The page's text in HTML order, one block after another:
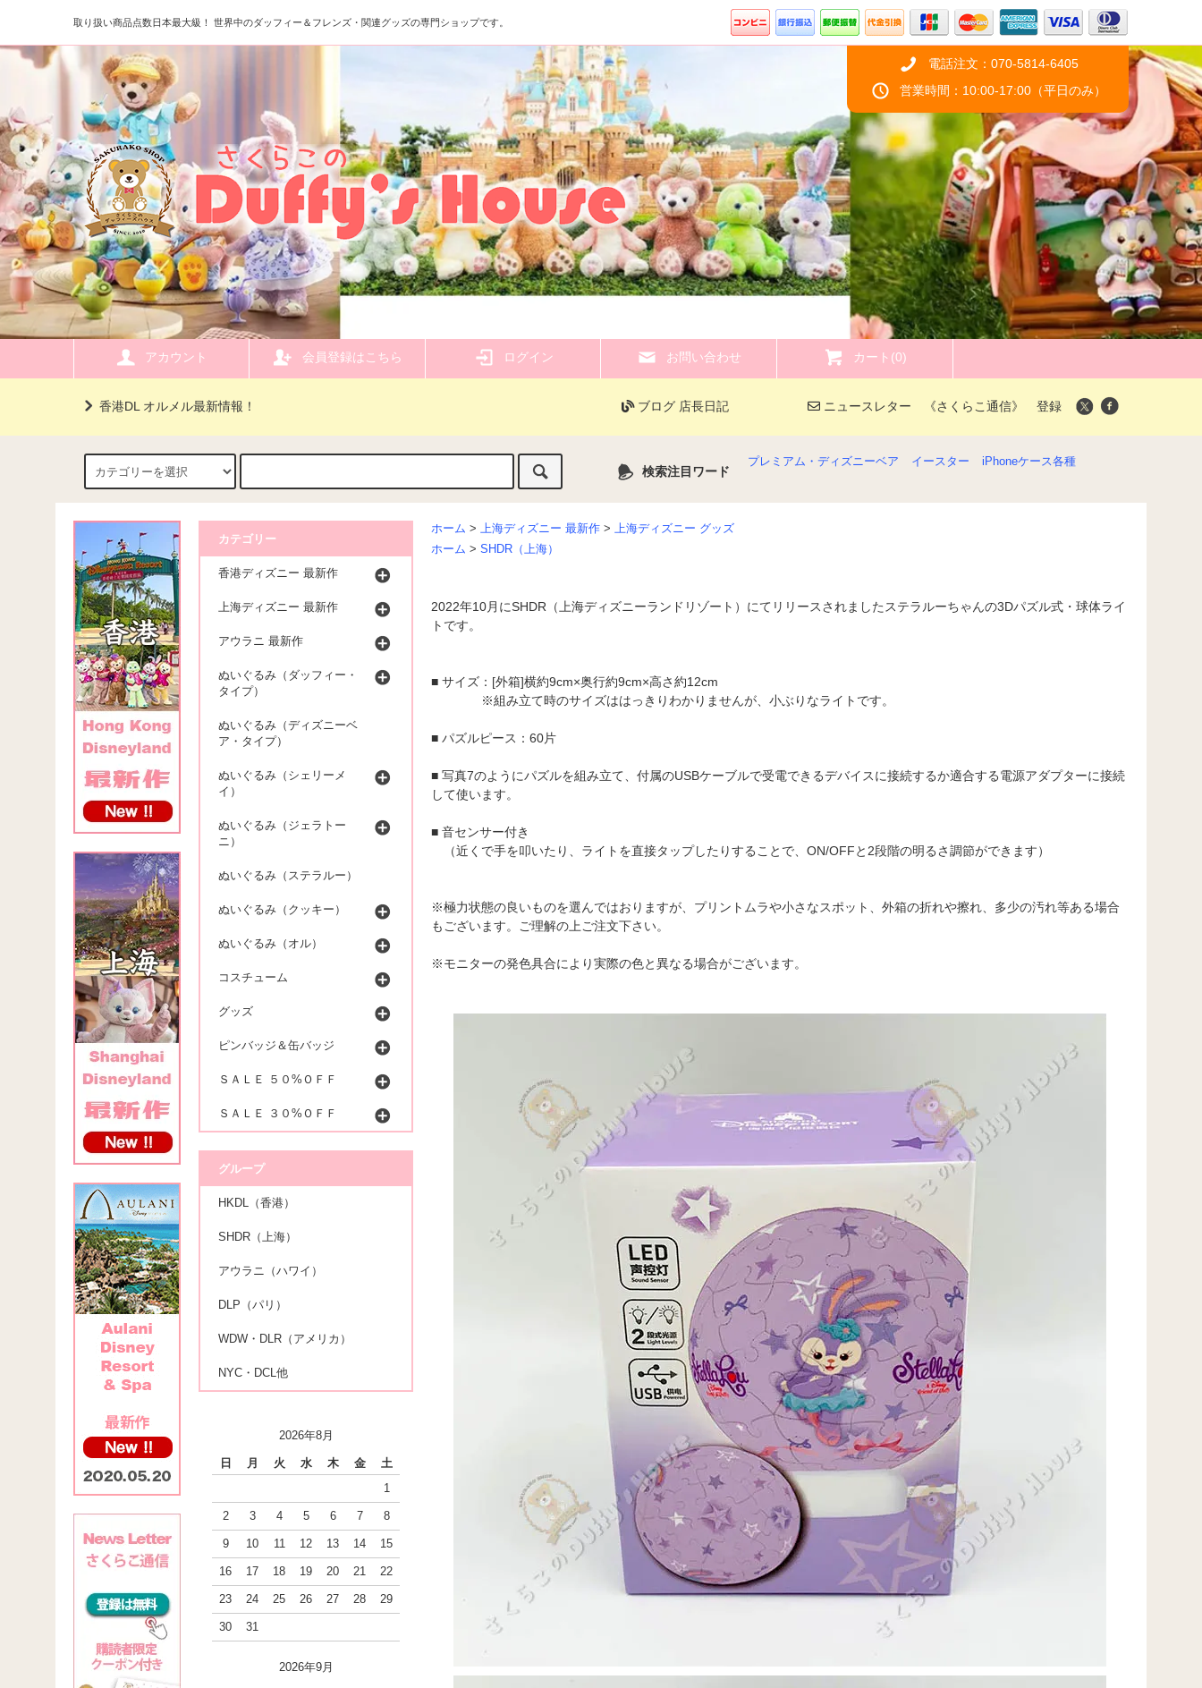
取り扱い商品点数日本最大級！ 世界中のダッフィー＆フレンズ・関連グッズの専門ショップです。
電話注文：070-5814-6405
営業時間：10:00-17:00（平日のみ）
アカウント 会員登録はこちら ログイン お問い合わせ カート(0)
香港DL オルメル最新情報！ ブログ 店長日記 ニュースレター 《さくらこ通信》 登録
検索注目ワード
プレミアム・ディズニーベア イースター iPhoneケース各種
ホーム > 上海ディズニー 最新作 > 上海ディズニー グッズ
ホーム > SHDR（上海）
2022年10月にSHDR（上海ディズニーランドリゾート）にてリリースされましたステラルーちゃんの3Dパズル式・球体ライ
トです。
■ サイズ：[外箱]横約9cm×奥行約9cm×高さ約12cm
※組み立て時のサイズははっきりわかりませんが、小ぶりなライトです。
■ パズルピース：60片
■ 写真7のようにパズルを組み立て、付属のUSBケーブルで受電できるデバイスに接続するか適合する電源アダプターに接続
して使います。
■ 音センサー付き
（近くで手を叩いたり、ライトを直接タップしたりすることで、ON/OFFと2段階の明るさ調節ができます）
※極力状態の良いものを選んではおりますが、プリントムラや小さなスポット、外箱の折れや擦れ、多少の汚れ等ある場合
もございます。ご理解の上ご注文下さい。
※モニターの発色具合により実際の色と異なる場合がございます。
カテゴリー
香港ディズニー 最新作
上海ディズニー 最新作
アウラニ 最新作
ぬいぐるみ（ダッフィー・
タイプ）
ぬいぐるみ（ディズニーベ
ア・タイプ）
ぬいぐるみ（シェリーメ
イ）
ぬいぐるみ（ジェラトー
ニ）
ぬいぐるみ（ステラルー）
ぬいぐるみ（クッキー）
ぬいぐるみ（オル）
コスチューム
グッズ
ピンバッジ＆缶バッジ
ＳＡＬＥ ５０%ＯＦＦ
ＳＡＬＥ ３０%ＯＦＦ
グループ
HKDL（香港）
SHDR（上海）
アウラニ（ハワイ）
DLP（パリ）
WDW・DLR（アメリカ）
NYC・DCL他
2026年8月
日 月 火 水 木 金
土
1
2 3 4 5 6 7 8
9 10 11 12 13 14 15
16 17 18 19 20 21 22
23 24 25 26 27 28 29
30 31
2026年9月